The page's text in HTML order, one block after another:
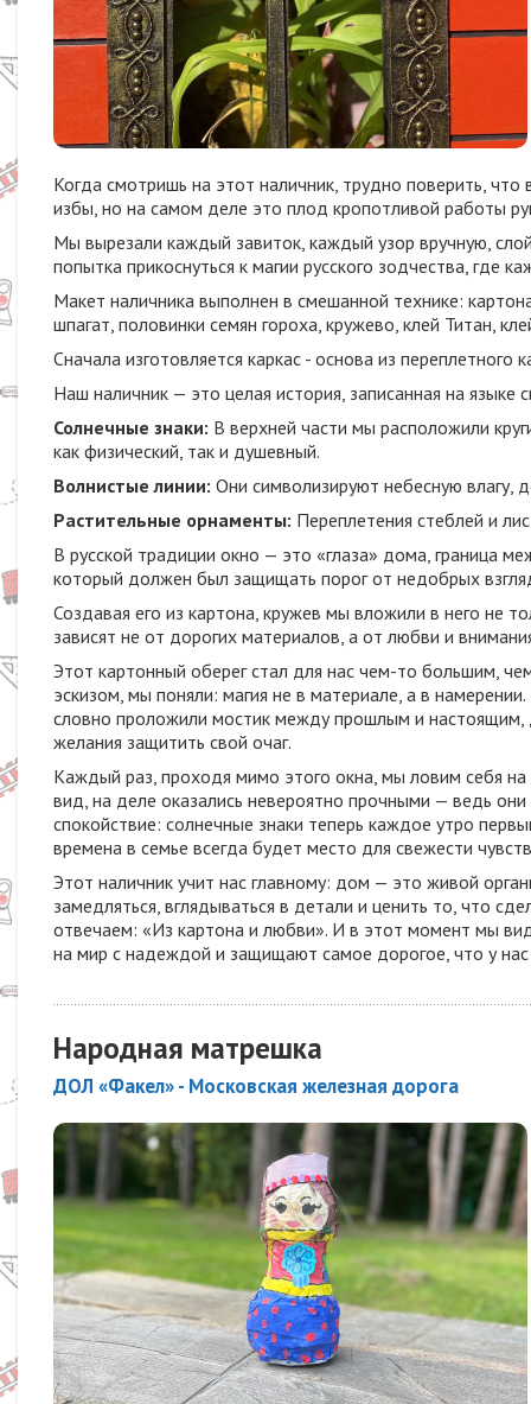
Когда смотришь на этот наличник, трудно поверить,
избы, но на самом деле это плод кропотливой работы
Мы вырезали каждый завиток, каждый узор вручную,
попытка прикоснуться к магии русского зодчества, где
Макет наличника выполнен в смешанной технике:
шпагат, половинки семян гороха, кружево, клей Титан,
Сначала изготовляется каркас - основа из
Наш наличник — это целая история, записанная на языке
Солнечные знаки: В верхней части мы расположили
как физический, так и душевный.
Волнистые линии: Они символизируют небесную влагу,
Растительные орнаменты: Переплетения стеблей и
В русской традиции окно — это «глаза» дома, граница
который должен был защищать порог от недобрых
Создавая его из картона, кружев мы вложили в него не
зависят не от дорогих материалов, а от любви и
Этот картонный оберег стал для нас чем-то большим,
эскизом, мы поняли: магия не в материале, а в
словно проложили мостик между прошлым и настоящим,
желания защитить свой очаг.
Каждый раз, проходя мимо этого окна, мы ловим себя
вид, на деле оказались невероятно прочными — ведь
спокойствие: солнечные знаки теперь каждое утро
времена в семье всегда будет место для свежести
Этот наличник учит нас главному: дом — это живой
замедляться, вглядываться в детали и ценить то, что
отвечаем: «Из картона и любви». И в этот момент мы
на мир с надеждой и защищают самое дорогое, что у
Народная матрешка
ДОЛ «Факел» - Московская железная дорога